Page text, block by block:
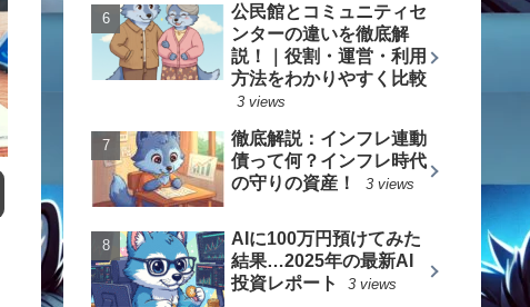
公民館とコミュニティセ
ンターの違いを徹底解
説！｜役割・運営・利用
方法をわかりやすく比較
3 views
徹底解説：インフレ連動
債って何？インフレ時代
の守りの資産！
3 views
AIに100万円預けてみた
結果…2025年の最新AI
投資レポート
3 views